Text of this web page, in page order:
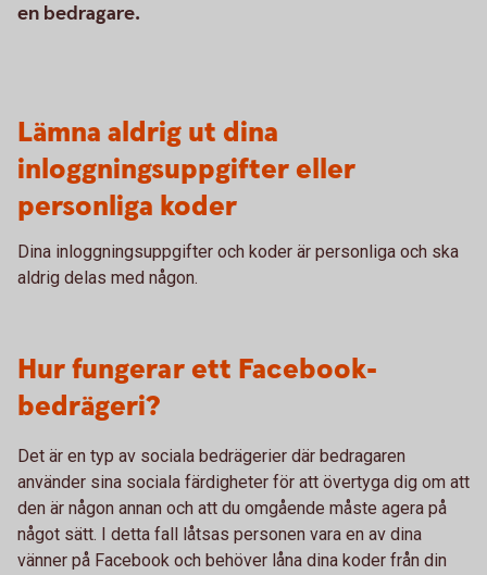
en bedragare.
Lämna aldrig ut dina
inloggningsuppgifter eller
personliga koder
Dina inloggningsuppgifter och koder är personliga och ska
aldrig delas med någon.
Hur fungerar ett Facebook-
bedrägeri?
Det är en typ av sociala bedrägerier där bedragaren
använder sina sociala färdigheter för att övertyga dig om att
den är någon annan och att du omgående måste agera på
något sätt. I detta fall låtsas personen vara en av dina
vänner på Facebook och behöver låna dina koder från din